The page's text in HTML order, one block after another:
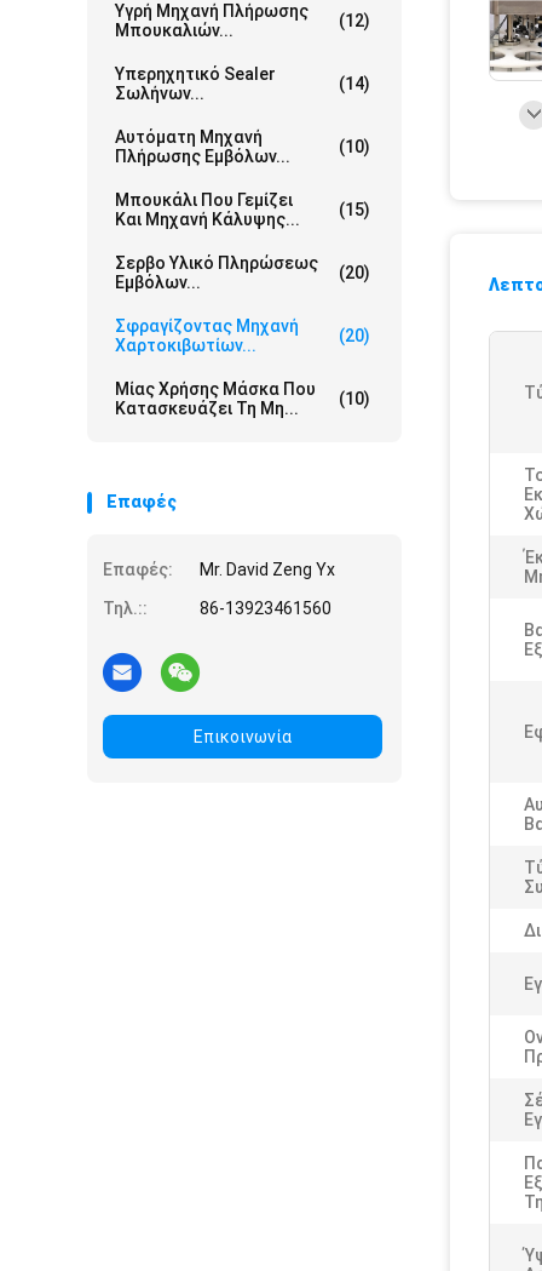
Υγρή Μηχανή Πλήρωσης
Μπουκαλιών...
(12)
Υπερηχητικό Sealer
Σωλήνων...
(14)
Αυτόματη Μηχανή
Πλήρωσης Εμβόλων...
(10)
Μπουκάλι Που Γεμίζει
Και Μηχανή Κάλυψης...
(15)
Σερβο Υλικό Πληρώσεως
Εμβόλων...
(20)
Σφραγίζοντας Μηχανή
Χαρτοκιβωτίων...
(20)
Μίας Χρήσης Μάσκα Που
Κατασκευάζει Τη Μη...
(10)
Επαφές
Επαφές:
Mr. David Zeng Yx
Τηλ.::
86-13923461560
Επικοινωνία